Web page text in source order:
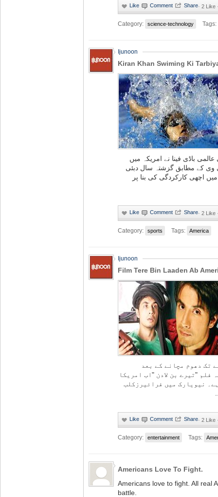
· 2 Like
Category: science-technology Tags:
Ijunoon
Kiran Khan Swiming Ki
باڈی فینا نے امریکہ میں
وی کے مطابق گزشتہ سال دبئی
اچھی کارکردگی کی بنا پر
· 2 Like
Category: sports Tags: America
Ijunoon
Film Tere Bin Laaden Ab
تک دھوم مچانے کے بعد
فلم "تیرے بن لادن "اب امریکا
نیویارک میں فرائیرزکلب
· 2 Like
Category: entertainment Tags:
Americans Love To Fight.
Americans love to fight. All real
battle.